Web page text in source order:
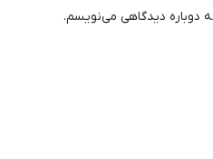
دوباره دیدگاهی می‌نویسم.